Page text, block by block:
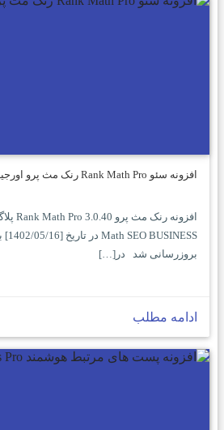
افزونه سئو Rank Math Pro رنک مث پرو اورجینال نسخه ۳.۰.۴۰
بروزرسانی شد در[…]
ادامه مطلب